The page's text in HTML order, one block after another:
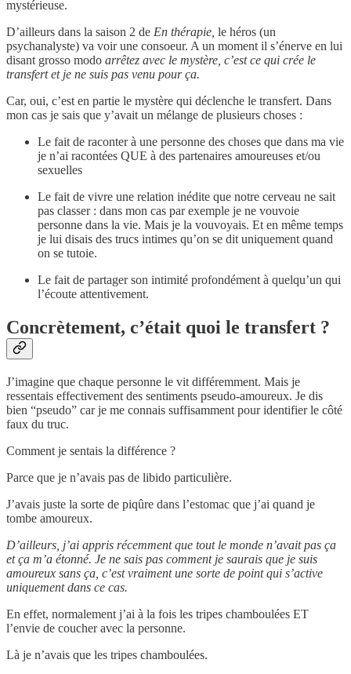
mystérieuse.
D’ailleurs dans la saison 2 de En thérapie, le héros (un
psychanalyste) va voir une consoeur. A un moment il s’énerve en lui
disant grosso modo arrêtez avec le mystère, c’est ce qui crée le
transfert et je ne suis pas venu pour ça.
Car, oui, c’est en partie le mystère qui déclenche le transfert. Dans
mon cas je sais que y’avait un mélange de plusieurs choses :
Le fait de raconter à une personne des choses que dans ma vie
je n’ai racontées QUE à des partenaires amoureuses et/ou
sexuelles
Le fait de vivre une relation inédite que notre cerveau ne sait
pas classer : dans mon cas par exemple je ne vouvoie
personne dans la vie. Mais je la vouvoyais. Et en même temps
je lui disais des trucs intimes qu’on se dit uniquement quand
on se tutoie.
Le fait de partager son intimité profondément à quelqu’un qui
l’écoute attentivement.
Concrètement, c’était quoi le transfert ?
J’imagine que chaque personne le vit différemment. Mais je
ressentais effectivement des sentiments pseudo-amoureux. Je dis
bien “pseudo” car je me connais suffisamment pour identifier le côté
faux du truc.
Comment je sentais la différence ?
Parce que je n’avais pas de libido particulière.
J’avais juste la sorte de piqûre dans l’estomac que j’ai quand je
tombe amoureux.
D’ailleurs, j’ai appris récemment que tout le monde n’avait pas ça
et ça m’a étonné. Je ne sais pas comment je saurais que je suis
amoureux sans ça, c’est vraiment une sorte de point qui s’active
uniquement dans ce cas.
En effet, normalement j’ai à la fois les tripes chamboulées ET
l’envie de coucher avec la personne.
Là je n’avais que les tripes chamboulées.